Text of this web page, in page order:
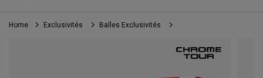
Callaway
Golf
Home Exclusivités Balles Exclusivités